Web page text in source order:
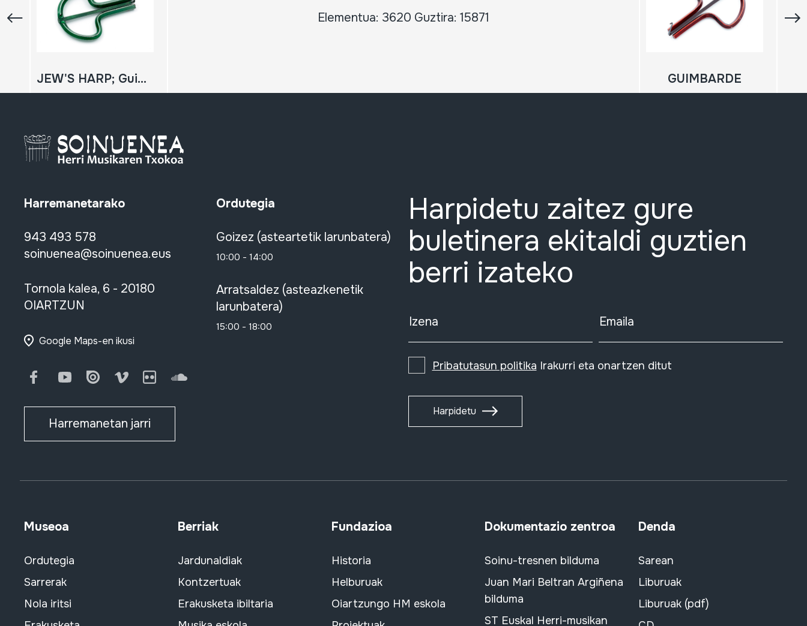
Elementua: 3620 Guztira: 15871
JEW'S HARP; Guimbarda; Tronpa GUIMBARDE
Harremanetarako
943 493 578
soinuenea@soinuenea.eus
Tornola kalea, 6 - 20180
OIARTZUN
Google Maps-en ikusi
FacebookYoutubeIssuu Vimeo FlickrSoundCloud
Harremanetan jarri
Ordutegia
Goizez (asteartetik larunbatera)
10:00 - 14:00
Arratsaldez (asteazkenetik
larunbatera)
15:00 - 18:00
Harpidetu zaitez gure
buletinera ekitaldi guztien
berri izateko
Izena Emaila
Pribatutasun politika Irakurri eta onartzen ditut
Harpidetu
Museoa
Ordutegia
Sarrerak
Nola iritsi
Berriak
Jardunaldiak
Kontzertuak
Erakusketa ibiltaria
Fundazioa
Historia
Helburuak
Oiartzungo HM eskola
Dokumentazio zentroa
Soinu-tresnen bilduma
Juan Mari Beltran Argiñena
bilduma
ST Euskal Herri-musikan
Denda
Sarean
Liburuak
Liburuak (pdf)